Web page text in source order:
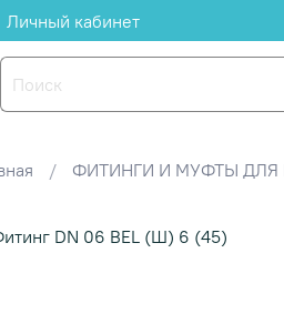
Личный кабинет
ФИТИНГИ И МУФТЫ ДЛЯ